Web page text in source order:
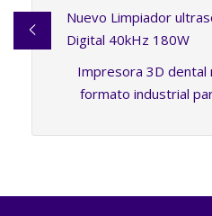
Nuevo Limpiador
Digital 40kHz 180W
Impresora 3D dental
formato industrial